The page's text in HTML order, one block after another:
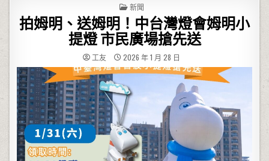
POSTED IN
新聞
拍姆明、送姆明！中台灣燈會姆明小
提燈 市民廣場搶先送
工友 2026 年 1 月 28 日